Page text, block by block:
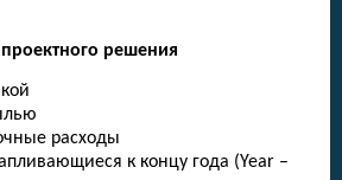
решения
расходы
к концу года (Year –